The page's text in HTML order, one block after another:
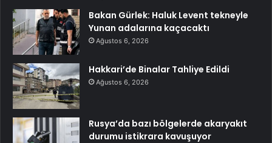
Bakan Gürlek: Haluk Levent tekneyle
Yunan adalarına kaçacaktı
Ağustos 6, 2026
Hakkari’de Binalar Tahliye Edildi
Ağustos 6, 2026
Rusya’da bazı bölgelerde akaryakıt
durumu istikrara kavuşuyor